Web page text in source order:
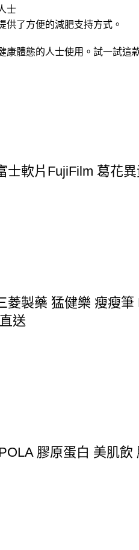
士
供了方便的減肥支持方式。
康體態的人士使用。試一試這
士軟片FujiFilm 葛花
菱製藥 猛健樂 瘦瘦
送
膠原蛋白 美肌